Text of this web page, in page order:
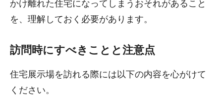
かけ離れた住宅になってしまうおそれがあること
を、理解しておく必要があります。
訪問時にすべきことと注意点
住宅展示場を訪れる際には以下の内容を心がけて
ください。